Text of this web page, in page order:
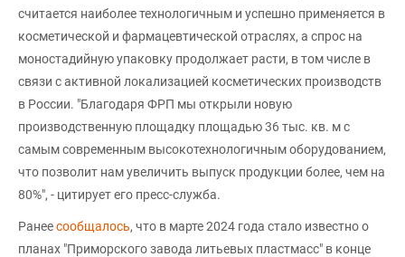
считается наиболее технологичным и успешно применяется в
косметической и фармацевтической отраслях, а спрос на
моностадийную упаковку продолжает расти, в том числе в
связи с активной локализацией косметических производств
в России. "Благодаря ФРП мы открыли новую
производственную площадку площадью 36 тыс. кв. м с
самым современным высокотехнологичным оборудованием,
что позволит нам увеличить выпуск продукции более, чем на
80%", - цитирует его пресс-служба.
Ранеесообщалось, что в марте 2024 года стало известно о
планах "Приморского завода литьевых пластмасс" в конце